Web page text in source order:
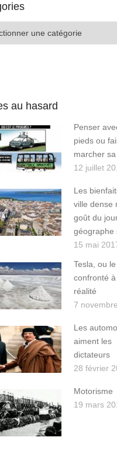
au hasard
Penser
pieds ou
marcher
12 juillet
Les
ville dense
goût du
géographe
15 mai
Tesla, ou
confronté à
réalité
7
Les
aiment les
dictateurs
28 février
Motorisme
19 mars